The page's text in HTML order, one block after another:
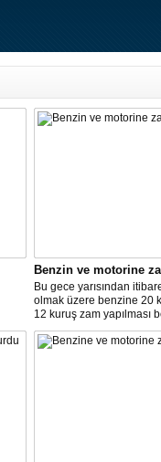
Benzin ve motorine
Bu gece yarısından
olmak üzere benzine 20
12 kuruş zam yapılması